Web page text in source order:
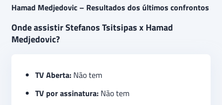
Hamad Medjedovic – Resultados dos últimos confrontos
Onde assistir Stefanos Tsitsipas x Hamad
Medjedovic?
TV Aberta: Não tem
TV por assinatura: Não tem